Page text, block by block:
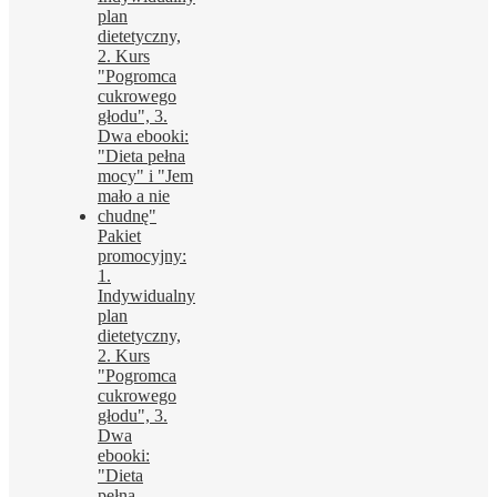
Pakiet
promocyjny:
1.
Indywidualny
plan
dietetyczny,
2. Kurs
"Pogromca
cukrowego
głodu", 3.
Dwa
ebooki:
"Dieta